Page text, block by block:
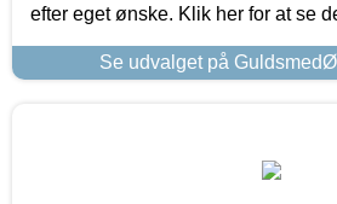
efter eget ønske. Klik her for at se
Se udvalget på